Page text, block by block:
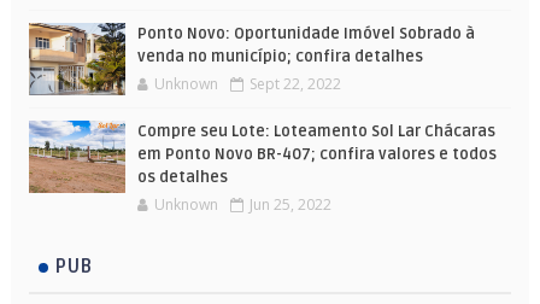
Ponto Novo: Oportunidade Imóvel Sobrado à
venda no município; confira detalhes
Unknown Sept 22, 2022
Compre seu Lote: Loteamento Sol Lar Chácaras
em Ponto Novo BR-407; confira valores e todos
os detalhes
Unknown Jun 25, 2022
PUB